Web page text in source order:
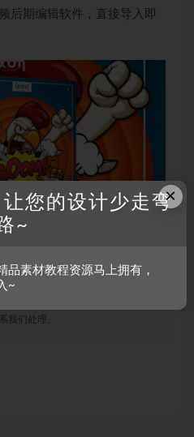
后期编辑软件，直接导入即
我们处理。
×
您的设计少走弯
~
品素材教程资源马上拥有，
~